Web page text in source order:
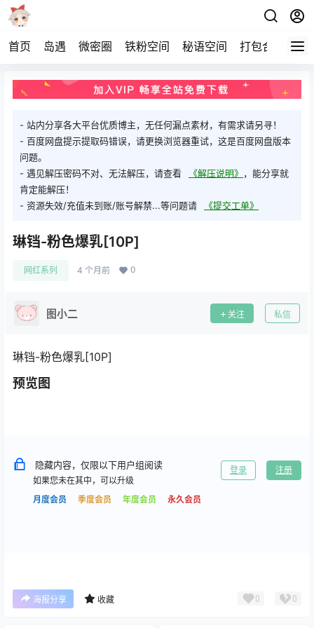
首页 岛遇 微密圈 铁粉空间 秘语空间 打包合集 关
- 站内分享各大平台优质博主，无任何漏点素材，有需求请另寻！
- 百度网盘提示提取码错误，请更换浏览器重试，这是百度网盘版本
问题。
- 遇见解压密码不对、无法解压，请查看
《解压说明》 ，能分享就
肯定能解压！
- 资源失效/充值未到账/账号解禁...等问题请
《提交工单》
琳铛-粉色爆乳[10P]
网红系列 4 个月前 0
图小二 关注 私信
琳铛-粉色爆乳[10P]
预览图
隐藏内容，仅限以下用户组阅读
如果您未在其中，可以升级
月度会员
季度会员 年度会员 永久会员
登录 注册
海报分享 收藏 0 0